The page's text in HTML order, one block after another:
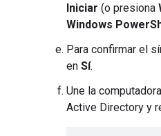
Iniciar (o presiona
Windows
Para confirmar el
en Sí.
Une la
Active Directory y